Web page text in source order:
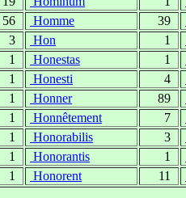
56 Homme 39
3 Hon 1
1 Honestas 1
1 Honesti 4
1 Honner 89
1 Honnêtement 7
1 Honorabilis 3
1 Honorantis 1
1 Honorent 11